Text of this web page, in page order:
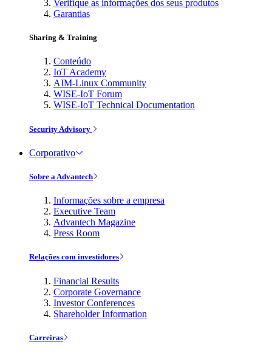
Verifique as informações dos seus produtos
Garantias
Sharing & Training
Conteúdo
IoT Academy
AIM-Linux Community
WISE-IoT Forum
WISE-IoT Technical Documentation
Security Advisory
Corporativo
Sobre a Advantech
Informações sobre a empresa
Executive Team
Advantech Magazine
Press Room
Relações com investidores
Financial Results
Corporate Governance
Investor Conferences
Shareholder Information
Carreiras